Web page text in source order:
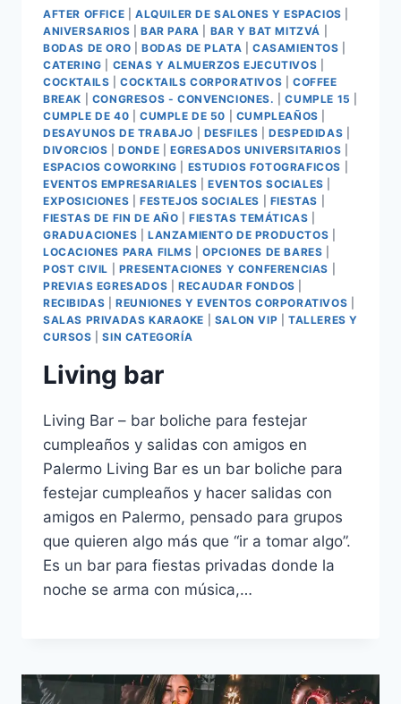
AFTER OFFICE ALQUILER DE SALONES Y ESPACIOS
ANIVERSARIOS
BAR PARA BAR Y BAT MITZVÁ
BODAS DE ORO
BODAS DE PLATA |CASAMIENTOS
CATERING
CENAS Y ALMUERZOS EJECUTIVOS
COCKTAILS |COCKTAILS CORPORATIVOS |COFFEE
BREAK
CONGRESOS - CONVENCIONES. |CUMPLE 15
CUMPLE DE 40
CUMPLE DE 50 CUMPLEAÑOS
DESAYUNOS DE TRABAJO
DESFILES |DESPEDIDAS
DIVORCIOS |DONDE EGRESADOS UNIVERSITARIOS
ESPACIOS COWORKING
ESTUDIOS FOTOGRAFICOS
EVENTOS EMPRESARIALES |EVENTOS SOCIALES
EXPOSICIONES
FESTEJOS SOCIALES FIESTAS
FIESTAS DE FIN DE AÑO |FIESTAS TEMÁTICAS
GRADUACIONES
LANZAMIENTO DE PRODUCTOS
LOCACIONES PARA FILMS |OPCIONES DE BARES
POST CIVIL
PRESENTACIONES Y CONFERENCIAS
PREVIAS EGRESADOS
RECAUDAR FONDOS
RECIBIDAS |REUNIONES Y EVENTOS CORPORATIVOS
SALAS PRIVADAS KARAOKE
SALON VIP |TALLERES Y
CURSOS |SIN CATEGORÍA
Living bar
Living Bar – bar boliche para festejar
cumpleaños y salidas con amigos en
Palermo Living Bar es un bar boliche para
festejar cumpleaños y hacer salidas con
amigos en Palermo, pensado para grupos
que quieren algo más que “ir a tomar algo”.
Es un bar para fiestas privadas donde la
noche se arma con música,…